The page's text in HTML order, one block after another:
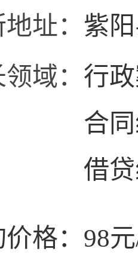
址： 紫
域： 行
合
借
格：98